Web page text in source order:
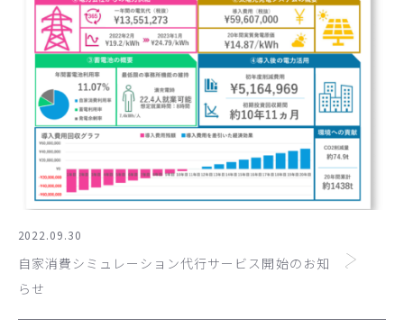
2022.09.30
自家消費シミュレーション代行サービス開始のお知
らせ